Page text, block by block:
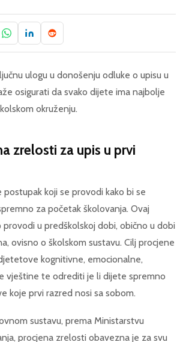
ulogu u donošenju odluke o upisu u
osigurati da svako dijete ima najbolje
okruženju.
zrelosti za upis u prvi
postupak koji se provodi kako bi se
za početak školovanja. Ovaj
u predškolskoj dobi, obično u dobi
ovisno o školskom sustavu. Cilj procjene
kognitivne, emocionalne,
vještine te odrediti je li dijete spremno
koje prvi razred nosi sa sobom.
sustavu, prema Ministarstvu
procjena zrelosti obavezna je za svu